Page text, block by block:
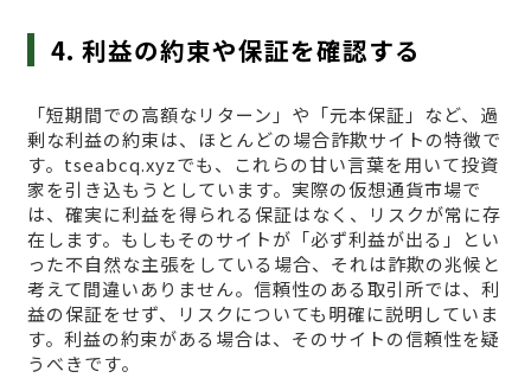
4. 利益の約束や保証を確認する
「短期間での高額なリターン」や「元本保証」など、過
剰な利益の約束は、ほとんどの場合詐欺サイトの特徴で
す。tseabcq.xyzでも、これらの甘い言葉を用いて投資
家を引き込もうとしています。実際の仮想通貨市場で
は、確実に利益を得られる保証はなく、リスクが常に存
在します。もしもそのサイトが「必ず利益が出る」とい
った不自然な主張をしている場合、それは詐欺の兆候と
考えて間違いありません。信頼性のある取引所では、利
益の保証をせず、リスクについても明確に説明していま
す。利益の約束がある場合は、そのサイトの信頼性を疑
うべきです。